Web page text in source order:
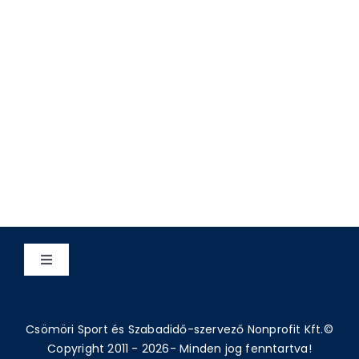
Toggle
Impresszum
Csömöri Sport és Szabadidő-szervező Nonprofit Kft.©
Copyright 2011 - 2026- Minden jog fenntartva!